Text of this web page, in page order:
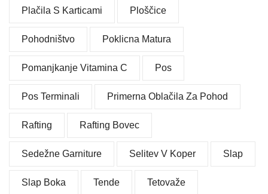
Plačila S Karticami Ploščice
Pohodništvo Poklicna Matura
Pomanjkanje Vitamina C Pos
Pos Terminali Primerna Oblačila Za Pohod
Rafting Rafting Bovec
Sedežne Garniture Selitev V Koper Slap
Slap Boka Tende Tetovaže